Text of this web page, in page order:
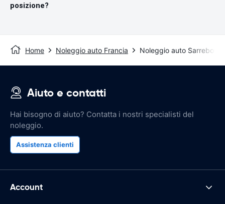
posizione?
Home Noleggio auto Francia Noleggio auto Sarrebourg
Aiuto e contatti
Hai bisogno di aiuto? Contatta i nostri specialisti del
noleggio.
Assistenza clienti
Account